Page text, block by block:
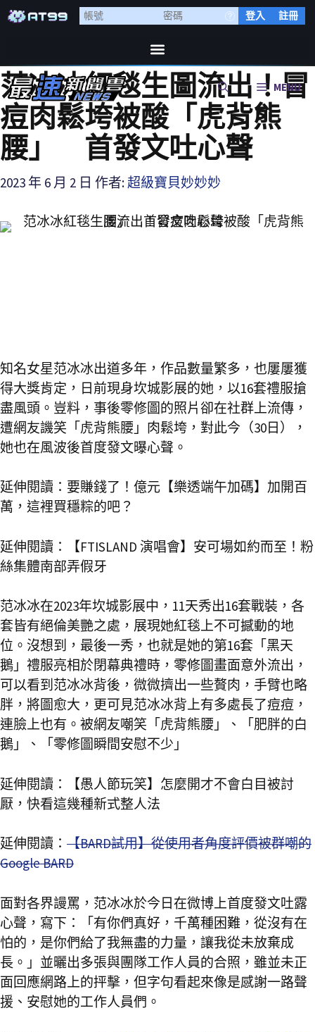
登入 註冊
MENU
范冰冰紅毯生圖流出！冒
痘肉鬆垮被酸「虎背熊
腰」 首發文吐心聲
2023 年 6 月 2 日 作者: 超級寶貝妙妙妙
知名女星范冰冰出道多年，作品數量繁多，也屢屢獲
得大獎肯定，日前現身坎城影展的她，以16套禮服搶
盡風頭。豈料，事後零修圖的照片卻在社群上流傳，
遭網友譏笑「虎背熊腰」肉鬆垮，對此今（30日），
她也在風波後首度發文曝心聲。
延伸閱讀： 要賺錢了！億元【樂透端午加碼】加開百
萬，這裡買穩粽的吧？
延伸閱讀：
【FTISLAND 演唱會】安可場如約而至！粉
絲集體南部弄假牙
范冰冰在2023年坎城影展中，11天秀出16套戰裝，各
套皆有絕倫美艷之處，展現她紅毯上不可撼動的地
位。沒想到，最後一秀，也就是她的第16套「黑天
鵝」禮服亮相於閉幕典禮時，零修圖畫面意外流出，
可以看到范冰冰背後，微微擠出一些贅肉，手臂也略
胖，將圖愈大，更可見范冰冰背上有多處長了痘痘，
連臉上也有。被網友嘲笑「虎背熊腰」、「肥胖的白
鵝」、「零修圖瞬間安慰不少」
延伸閱讀：
【愚人節玩笑】怎麼開才不會白目被討
厭，快看這幾種新式整人法
延伸閱讀： 【BARD試用】從使用者角度評價被群嘲的
Google BARD
面對各界謾罵，范冰冰於今日在微博上首度發文吐露
心聲，寫下：「有你們真好，千萬種困難，從沒有在
怕的，是你們給了我無盡的力量，讓我從未放棄成
長。」並曬出多張與團隊工作人員的合照，雖並未正
面回應網路上的抨擊，但字句看起來像是感謝一路聲
援、安慰她的工作人員們。